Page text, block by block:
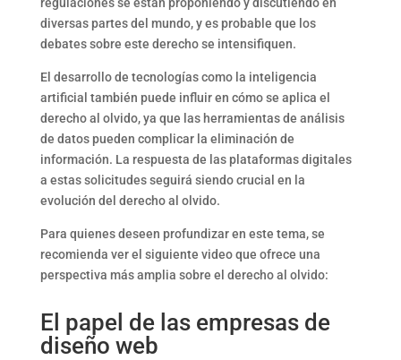
diversas partes del mundo, y es probable que los
debates sobre este derecho se intensifiquen.
El desarrollo de tecnologías como la inteligencia
artificial también puede influir en cómo se aplica el
derecho al olvido, ya que las herramientas de análisis
de datos pueden complicar la eliminación de
información. La respuesta de las plataformas digitales
a estas solicitudes seguirá siendo crucial en la
evolución del derecho al olvido.
Para quienes deseen profundizar en este tema, se
recomienda ver el siguiente video que ofrece una
perspectiva más amplia sobre el derecho al olvido:
El papel de las empresas de
diseño web